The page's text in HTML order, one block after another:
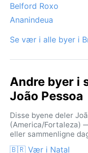
Belford Roxo
Ananindeua
Se vær i alle byer i
Andre byer i
João Pessoa
Disse byene deler
(America/Fortaleza)
eller sammenligne
🇧🇷 Vær i Natal